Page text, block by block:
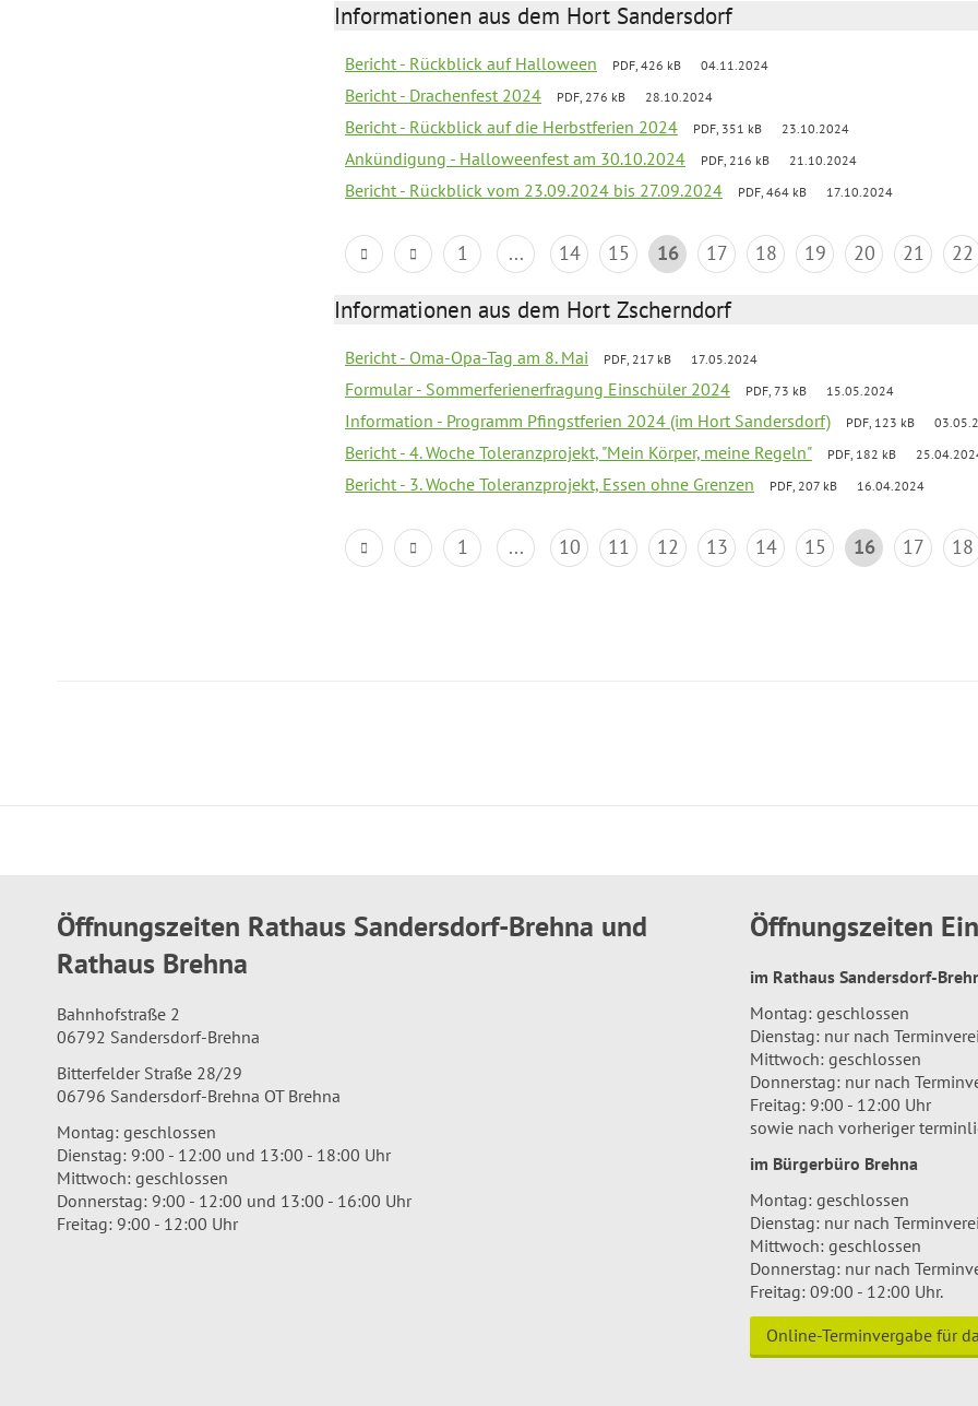
Informationen aus dem Hort Sandersdorf
Bericht - Rückblick auf Halloween PDF, 426 kB 04.11.2024
Bericht - Drachenfest 2024 PDF, 276 kB 28.10.2024
Bericht - Rückblick auf die Herbstferien 2024 PDF, 351 kB 23.10.2024
Ankündigung - Halloweenfest am 30.10.2024 PDF, 216 kB 21.10.2024
Bericht - Rückblick vom 23.09.2024 bis 27.09.2024 PDF, 464 kB 17.10.2024
1 ... 14 15 16 17 18 19 20 21 22
Informationen aus dem Hort Zscherndorf
Bericht - Oma-Opa-Tag am 8. Mai PDF, 217 kB 17.05.2024
Formular - Sommerferienerfragung Einschüler 2024 PDF, 73 kB 15.05.2024
Information - Programm Pfingstferien 2024 (im Hort Sandersdorf) PDF, 123 kB
Bericht - 4. Woche Toleranzprojekt, "Mein Körper, meine Regeln" PDF, 182 kB
Bericht - 3. Woche Toleranzprojekt, Essen ohne Grenzen PDF, 207 kB 16.04.2024
1 ... 10 11 12 13 14 15 16 17 18
Öffnungszeiten Rathaus Sandersdorf-Brehna und
Rathaus Brehna
Bahnhofstraße 2
06792 Sandersdorf-Brehna
Bitterfelder Straße 28/29
06796 Sandersdorf-Brehna OT Brehna
Montag: geschlossen
Dienstag: 9:00 - 12:00 und 13:00 - 18:00 Uhr
Mittwoch: geschlossen
Donnerstag: 9:00 - 12:00 und 13:00 - 16:00 Uhr
Freitag: 9:00 - 12:00 Uhr
Öffnungszeiten
im Rathaus Sandersdorf-
Montag: geschlossen
Dienstag: nur nach
Mittwoch: geschlossen
Donnerstag: nur nach
Freitag: 9:00 - 12:00 Uhr
sowie nach vorheriger
im Bürgerbüro Brehna
Montag: geschlossen
Dienstag: nur nach
Mittwoch: geschlossen
Donnerstag: nur nach
Freitag: 09:00 - 12:00 Uhr.
Online-Terminvergabe für